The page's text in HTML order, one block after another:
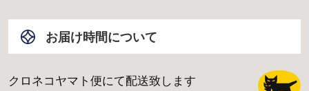
お届け時間について
クロネコヤマト便にて配送致します